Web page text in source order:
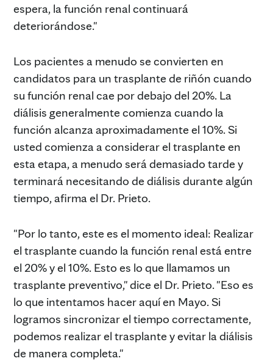
espera, la función renal continuará
deteriorándose."
Los pacientes a menudo se convierten en
candidatos para un trasplante de riñón cuando
su función renal cae por debajo del 20%. La
diálisis generalmente comienza cuando la
función alcanza aproximadamente el 10%. Si
usted comienza a considerar el trasplante en
esta etapa, a menudo será demasiado tarde y
terminará necesitando de diálisis durante algún
tiempo, afirma el Dr. Prieto.
"Por lo tanto, este es el momento ideal: Realizar
el trasplante cuando la función renal está entre
el 20% y el 10%. Esto es lo que llamamos un
trasplante preventivo," dice el Dr. Prieto. "Eso es
lo que intentamos hacer aquí en Mayo. Si
logramos sincronizar el tiempo correctamente,
podemos realizar el trasplante y evitar la diálisis
de manera completa."